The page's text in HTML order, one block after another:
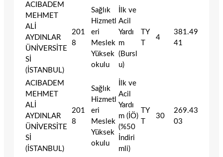
ACIBADEM
MEHMET
ALİ
AYDINLAR
ÜNİVERSİTE
Sİ
(İSTANBUL)
201
8
Sağlık
Hizmetl
eri
Meslek
Yüksek
okulu
İlk ve
Acil
Yardı
m
(Bursl
u)
TY
T
4
381.49
41
ACIBADEM
MEHMET
ALİ
AYDINLAR
ÜNİVERSİTE
Sİ
(İSTANBUL)
201
8
Sağlık
Hizmetl
eri
Meslek
Yüksek
okulu
İlk ve
Acil
Yardı
m (İÖ)
(%50
İndiri
mli)
TY
T
30
269.43
03